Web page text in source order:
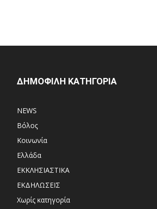
ΔΗΜΟΦΙΛΗ ΚΑΤΗΓΟΡΙΑ
NEWS
Βόλος
Κοινωνία
Ελλάδα
ΕΚΚΛΗΣΙΑΣΤΙΚΑ
ΕΚΔΗΛΩΣΕΙΣ
Χωρίς κατηγορία